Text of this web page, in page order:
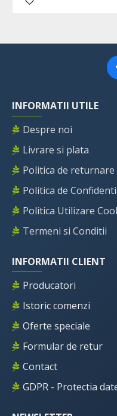
INFORMATII UTILE
Despre noi
Livrare si plata
Politica de returnare
Politica de
Politica Utilizare
Termeni si Conditii
INFORMATII CLIENT
Producatori
Istoric comenzi
Oferte speciale
Formular de retur
Contact
GDPR - Protectia